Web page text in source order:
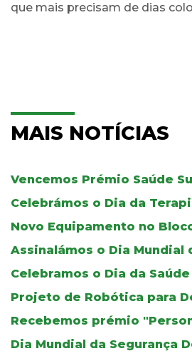
que mais precisam de dias
MAIS NOTÍCIAS
Vencemos Prémio Saúde
Celebrámos o Dia da
Novo Equipamento no
Assinalámos o Dia Mundial
Celebramos o Dia da Saúde
Projeto de Robótica para
Recebemos prémio
Dia Mundial da Segurança